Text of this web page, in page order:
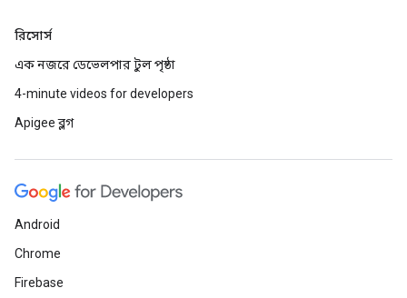
রিসোর্স
এক নজরে ডেভেলপার টুল পৃষ্ঠা
4-minute videos for developers
Apigee ব্লগ
Android
Chrome
Firebase